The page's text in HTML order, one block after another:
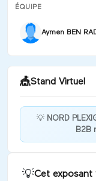
ÉQUIPE
Aymen BEN
🎪Stand Virtuel
Bienvenue chez NORD
💡 NORD
B2B
💡Cet exposant